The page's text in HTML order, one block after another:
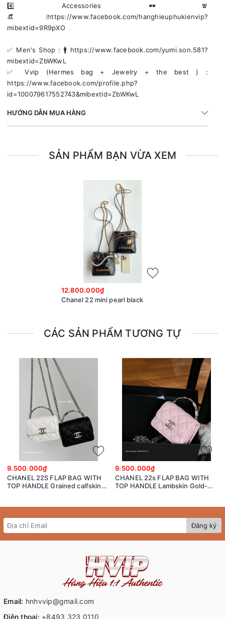
4️⃣ Accessories 🕶🧣
👒:https://www.facebook.com/hanghieuphukienvip?
mibextid=9R9pXO
✅️ Men's Shop : 🚹 https://www.facebook.com/yumi.son.581?
mibextid=ZbWKwL
✅️ Vvip (Hermes bag + Jewelry + the best ) :
https://www.facebook.com/profile.php?
id=100079617552743&mibextid=ZbWKwL
HƯỚNG DẪN MUA HÀNG
SẢN PHẨM BẠN VỪA XEM
12.800.000₫
Chanel 22 mini pearl black
CÁC SẢN PHẨM TƯƠNG TỰ
9.500.000₫
CHANEL 22S FLAP BAG WITH
TOP HANDLE Grained calfskin
9.500.000₫
CHANEL 22s FLAP BAG WITH
TOP HANDLE Lambskin Gold-
Đăng ký
Email: hnhvvip@gmail.com
Điện thoại: +8493 323 0110